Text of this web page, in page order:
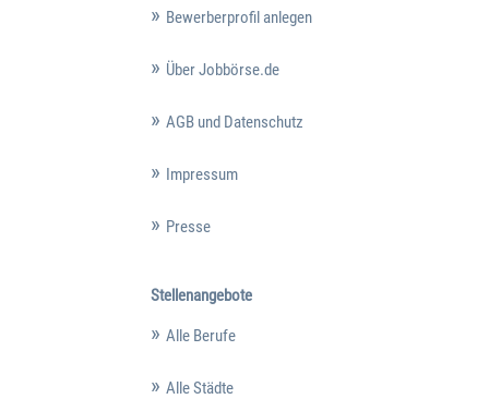
Bewerberprofil anlegen
Über Jobbörse.de
AGB und Datenschutz
Impressum
Presse
Stellenangebote
Alle Berufe
Alle Städte